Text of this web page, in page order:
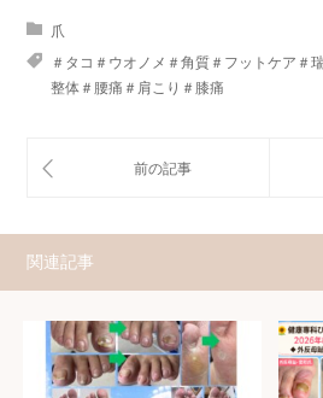
爪
＃タコ＃ウオノメ＃角質＃フットケア＃
整体＃腰痛＃肩こり＃膝痛
関連記事